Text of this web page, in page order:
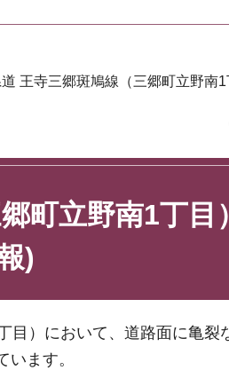
王寺三郷斑鳩線（三郷町立野南
町立野南1丁目
)
目）において、道路面に亀裂
ます。